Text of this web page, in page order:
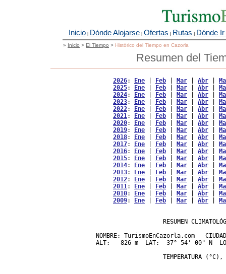
Inicio| Dónde Alojarse| Ofertas | Rutas | Dónde
» Inicio > El Tiempo > Histórico del Tiempo en Cazorla
Resumen del
2026: Ene Feb Mar Abr
2025: Ene Feb Mar Abr
2024: Ene Feb Mar Abr
2023: Ene Feb Mar Abr
2022: Ene Feb Mar Abr
2021: Ene Feb Mar Abr
2020: Ene Feb Mar Abr
2019: Ene Feb Mar Abr
2018: Ene Feb Mar Abr
2017: Ene Feb Mar Abr
2016: Ene Feb Mar Abr
2015: Ene Feb Mar Abr
2014: Ene Feb Mar Abr
2013: Ene Feb Mar Abr
2012: Ene Feb Mar Abr
2011: Ene Feb Mar Abr
2010: Ene Feb Mar Abr
2009: Ene Feb Mar Abr
RESUMEN
NOMBRE: TurismoEnCazorla.com
ALT:   826 m  LAT:  37° 54' 00" N
TEMPERATURA